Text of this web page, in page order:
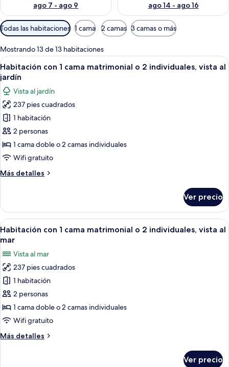
ago 7 - ago 9
ago 14 - ago 16
Filtros
disponibles
para
las
habitaciones
Todas las habitaciones 1 cama 2 camas 3 camas o más
Mostrando 13 de 13 habitaciones
Abrir
todas
las
fotos
de
Habitación
con
1
cama
o
vista
al
jardín
Habitación de hotel con una cama
6
Habitación con 1 cama matrimonial o 2 individuales, vista al
jardín
Vista al jardín
237 pies cuadrados
1 habitación
2 personas
1 cama doble o 2 camas individuales
Wifi gratuito
Más detalles
Más
con
cama
matrimonial
2
individuales,
vista
al
jardín
Ver precio
Abrir
todas
fotos
de
Habitación
con
1
cama
o
Habitación de hotel con cama,
5
Habitación con 1 cama matrimonial o 2 individuales, vista al
mar
Vista al mar
237 pies cuadrados
1 habitación
2 personas
1 cama doble o 2 camas individuales
Wifi gratuito
Más detalles
Más
Ver precio